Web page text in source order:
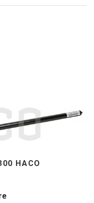
HACO